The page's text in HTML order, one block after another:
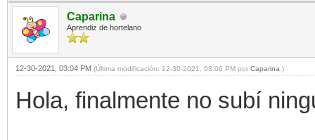
Caparina
Aprendiz de hortelano
12-30-2021, 03:04 PM (Última modificación: 12-30-2021, 03:06 PM por Caparina .)
Hola, finalmente no subí